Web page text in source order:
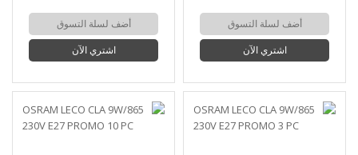
أضف لسلة التسوق
اشتري الآن
أضف لسلة التسوق
اشتري الآن